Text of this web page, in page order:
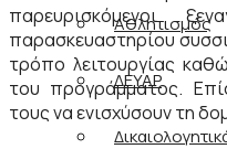
Αθλητισμός
ΔΕΥΑΡ
παρευρισκόμενοι
παρασκευαστηρίου
τρόπο λειτουργίας
του προγράμματος.
τους να ενισχύσουν τη